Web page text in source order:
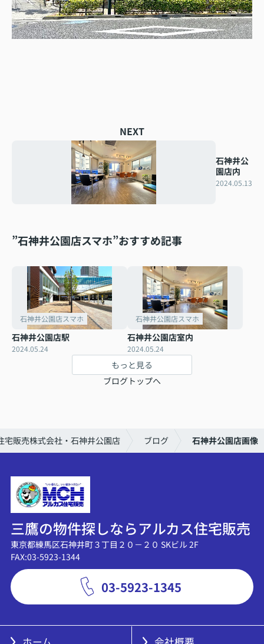
NEXT
石神井公
園店内
2024.05.13
”石神井公園店スマホ”おすすめ記事
石神井公園店スマホ
石神井公園店駅
2024.05.24
石神井公園店スマホ
石神井公園店室内
2024.05.24
もっと見る
ブログトップへ
宅販売株式会社・石神井公園店 ブログ 石神井公園店画像
三鷹の物件探しならアルカス住宅販売
東京都練馬区石神井町３丁目２０－２０ SKビル 2F
FAX:03-5923-1344
03-5923-1345